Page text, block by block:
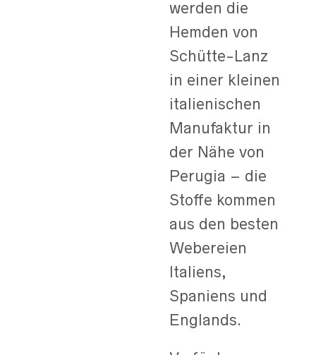
werden die
Hemden von
Schütte-Lanz
in einer kleinen
italienischen
Manufaktur in
der Nähe von
Perugia – die
Stoffe kommen
aus den besten
Webereien
Italiens,
Spaniens und
Englands.